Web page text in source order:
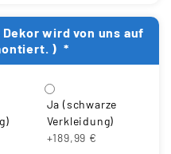
wird von uns auf
) *
Ja (schwarze
Verkleidung)
+189,99 €